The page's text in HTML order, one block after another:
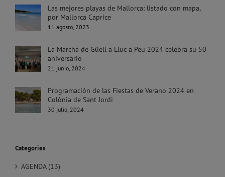
Las mejores playas de Mallorca: listado con mapa,
por Mallorca Caprice
11 agosto, 2023
La Marcha de Güell a Lluc a Peu 2024 celebra su 50
aniversario
21 junio, 2024
Programación de las Fiestas de Verano 2024 en
Colònia de Sant Jordi
30 julio, 2024
Categories
AGENDA (13)